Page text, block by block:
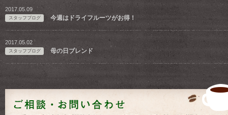
2017.05.09
スタッフブログ 今週はドライフルーツがお得！
2017.05.02
スタッフブログ 母の日ブレンド